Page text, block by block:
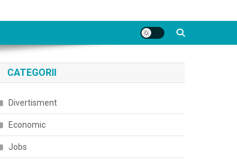
CATEGORII
Divertisment
Economic
Jobs